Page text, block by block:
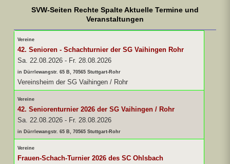
SVW-Seiten Rechte Spalte Aktuelle Termine und
Veranstaltungen
Vereine
42. Senioren - Schachturnier der SG Vaihingen Rohr
Sa. 22.08.2026 - Fr. 28.08.2026
in Dürrlewangstr. 65 B, 70565 Stuttgart-Rohr
Vereinsheim der SG Vaihingen / Rohr
Vereine
42. Seniorenturnier 2026 der SG Vaihingen / Rohr
Sa. 22.08.2026 - Fr. 28.08.2026
in Dürrlewangstr. 65 B, 70565 Stuttgart-Rohr
Vereine
Frauen-Schach-Turnier 2026 des SC Ohlsbach